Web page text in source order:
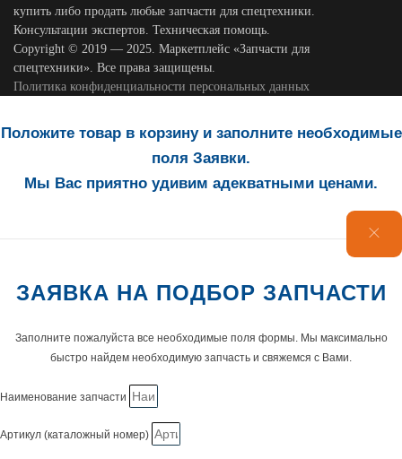
купить либо продать любые запчасти для спецтехники.
Консультации экспертов. Техническая помощь.
Copyright © 2019 — 2025. Маркетплейс «Запчасти для
спецтехники». Все права защищены.
Политика конфиденциальности персональных данных
Положите товар в корзину и заполните необходимые
поля Заявки.
Мы Вас приятно удивим адекватными ценами.
ЗАЯВКА НА ПОДБОР ЗАПЧАСТИ
Заполните пожалуйста все необходимые поля формы. Мы максимально
быстро найдем необходимую запчасть и свяжемся с Вами.
Наименование запчасти
Артикул (каталожный номер)